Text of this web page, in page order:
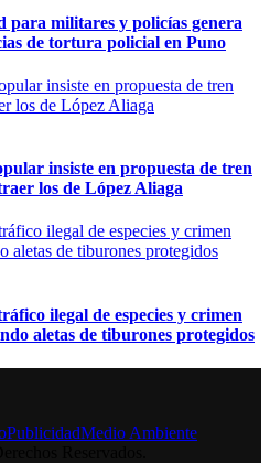
para militares y policías genera
de tortura policial en Puno
insiste en propuesta de tren
los de López Aliaga
ilegal de especies y crimen
aletas de tiburones protegidos
PublicidadMedio Ambiente